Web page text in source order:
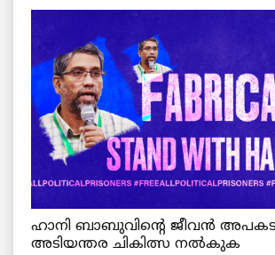
ഹാനി ബാബുവിന്റെ ജീവൻ
അടിയന്തര ചികിത്സ നൽകുക